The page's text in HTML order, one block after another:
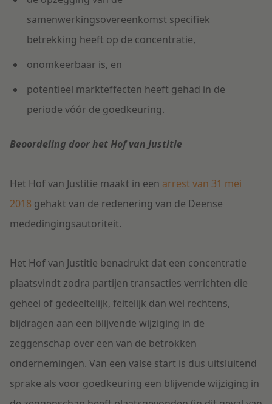
samenwerkingsovereenkomst specifiek
betrekking heeft op de concentratie,
onomkeerbaar is, en
potentieel markteffecten heeft gehad in de
periode vóór de goedkeuring.
Beoordeling door het Hof van Justitie
Het Hof van Justitie maakt in een arrest van 31 mei
2018 gehakt van de redenering van de Deense
mededingingsautoriteit.
Het Hof van Justitie benadrukt dat een concentratie
plaatsvindt zodra partijen transacties verrichten die
geheel of gedeeltelijk, feitelijk dan wel rechtens,
bijdragen aan een blijvende wijziging in de
zeggenschap over een van de betrokken
ondernemingen. Van een valse start is dus uitsluitend
sprake als voor goedkeuring een blijvende wijziging in